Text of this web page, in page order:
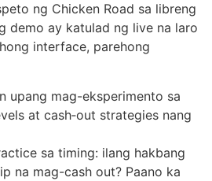
ng Chicken Road sa libreng
demo ay katulad ng live na laro
interface, parehong
upang mag-eksperimento sa
at cash‑out strategies nang
sa timing: ilang hakbang
na mag-cash out? Paano ka